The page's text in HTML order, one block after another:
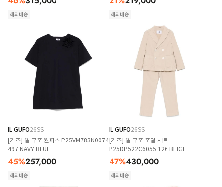
해외배송 해외배송
IL GUFO26SS
[키즈] 일 구포 원피스 P25VM783N0074
497 NAVY BLUE
45%257,000
해외배송
IL GUFO26SS
[키즈] 일 구포 포멀 세트
P25DP522C6055 126 BEIGE
47%430,000
해외배송